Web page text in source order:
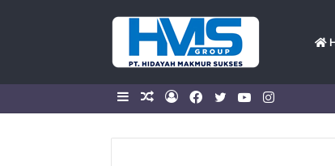
SidebarRandom
LogFacebook
TwitterYouTubeInstagram